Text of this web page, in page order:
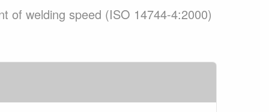
of welding speed (ISO 14744-4:2000)